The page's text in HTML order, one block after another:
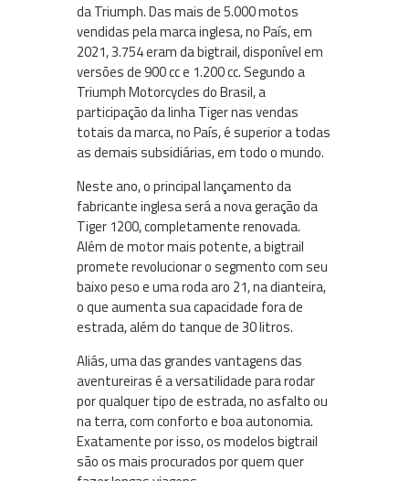
da Triumph. Das mais de 5.000 motos
vendidas pela marca inglesa, no País, em
2021, 3.754 eram da bigtrail, disponível em
versões de 900 cc e 1.200 cc. Segundo a
Triumph Motorcycles do Brasil, a
participação da linha Tiger nas vendas
totais da marca, no País, é superior a todas
as demais subsidiárias, em todo o mundo.
Neste ano, o principal lançamento da
fabricante inglesa será a nova geração da
Tiger 1200, completamente renovada.
Além de motor mais potente, a bigtrail
promete revolucionar o segmento com seu
baixo peso e uma roda aro 21, na dianteira,
o que aumenta sua capacidade fora de
estrada, além do tanque de 30 litros.
Aliás, uma das grandes vantagens das
aventureiras é a versatilidade para rodar
por qualquer tipo de estrada, no asfalto ou
na terra, com conforto e boa autonomia.
Exatamente por isso, os modelos bigtrail
são os mais procurados por quem quer